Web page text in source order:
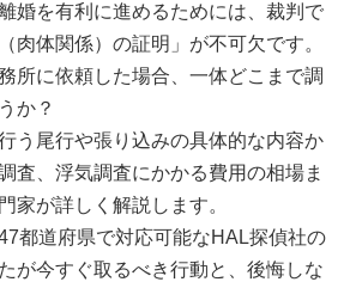
婚を有利に進めるためには、裁判で
肉体関係）の証明」が不可欠です。
所に依頼した場合、一体どこまで調
か？
う尾行や張り込みの具体的な内容か
査、浮気調査にかかる費用の相場ま
家が詳しく解説します。
都道府県で対応可能なHAL探偵社の
が今すぐ取るべき行動と、後悔しな